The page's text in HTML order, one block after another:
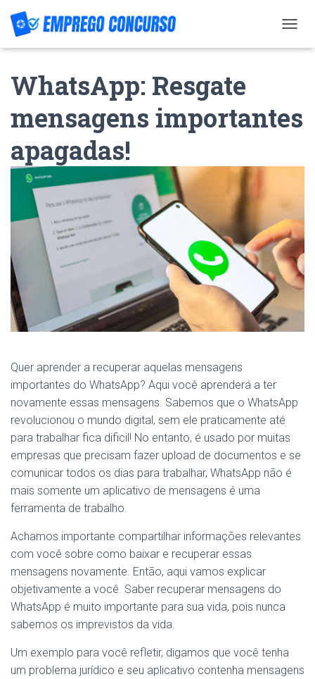
O
N
A
G
O
N
WhatsApp: Resgate
mensagens importantes
apagadas!
Quer aprender a recuperar aquelas mensagens
importantes do WhatsApp? Aqui você aprenderá a ter
novamente essas mensagens. Sabemos que o WhatsApp
revolucionou o mundo digital, sem ele praticamente até
para trabalhar fica dificil! No entanto, é usado por muitas
empresas que precisam fazer upload de documentos e se
comunicar todos os dias para trabalhar, WhatsApp não é
mais somente um aplicativo de mensagens é uma
ferramenta de trabalho.
Achamos importante compartilhar informações relevantes
com você sobre como baixar e recuperar essas
mensagens novamente. Então, aqui vamos explicar
objetivamente a você. Saber recuperar mensagens do
WhatsApp é muito importante para sua vida, pois nunca
sabemos os imprevistos da vida.
Um exemplo para você refletir, digamos que você tenha
um problema jurídico e seu aplicativo contenha mensagens